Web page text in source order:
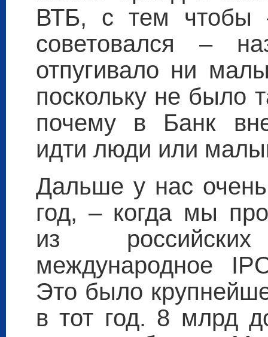
ВТБ, с тем чтобы
советовался –
отпугивало ни
поскольку не было
почему в Банк
идти люди или
Дальше у нас
год, – когда мы
из
международное
Это было
в тот год. 8 млрд